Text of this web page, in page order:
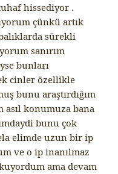
hissediyor .
çünkü artık
sürekli
sanırım
bunları
cinler özellikle
bunu araştırdığım
konumuza bana
bunu çok
elimde uzun bir ip
ve o ip inanılmaz
ama devam